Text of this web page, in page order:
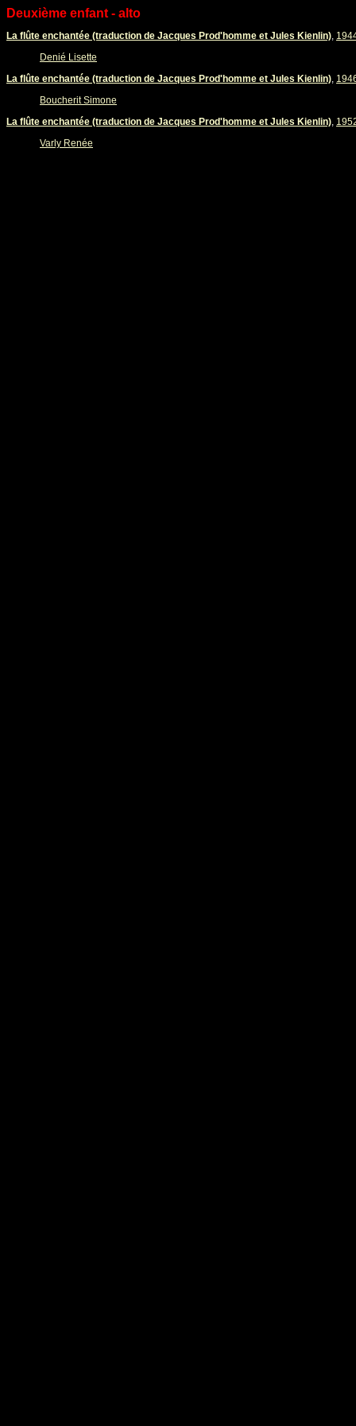
Deuxième enfant - alto
La flûte enchantée (traduction de Jacques Prod'homme et Jules Kienlin),
Denié Lisette
La flûte enchantée (traduction de Jacques Prod'homme et Jules Kienlin),
Boucherit Simone
La flûte enchantée (traduction de Jacques Prod'homme et Jules Kienlin),
Varly Renée